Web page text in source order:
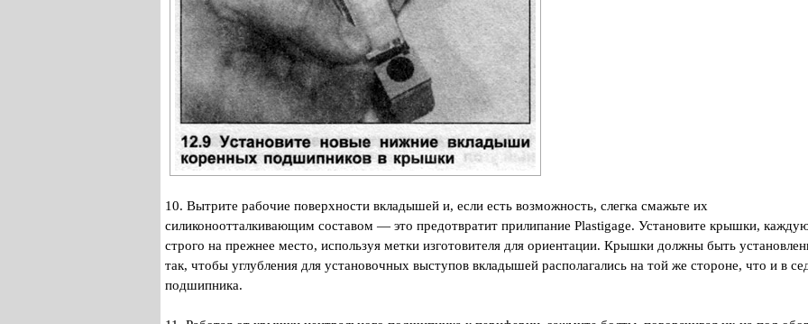
10. Вытрите рабочие поверхности вкладышей и, если есть возможность, слегка смажьте их
силиконоотталкивающим составом — это предотвратит прилипание Plastigage. Установите крышки,
строго на прежнее место, используя метки изготовителя для ориентации. Крышки должны быть
так, чтобы углубления для установочных выступов вкладышей располагались на той же стороне, что и в
подшипника.